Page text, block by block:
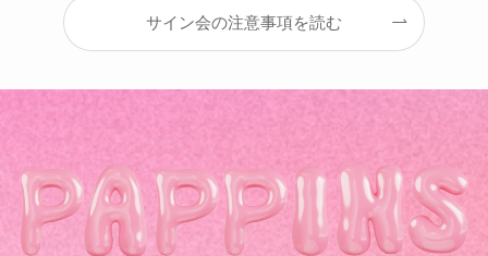
サイン会の注意事項を読む